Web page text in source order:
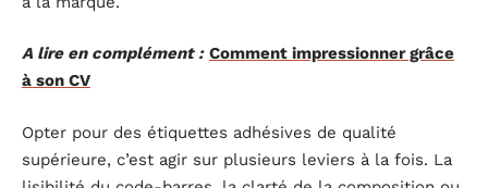
A lire en complément : Comment impressionner grâce
à son CV
Opter pour des étiquettes adhésives de qualité
supérieure, c’est agir sur plusieurs leviers à la fois. La